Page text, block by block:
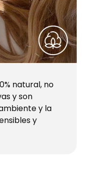
natural, no
y son
y la
y